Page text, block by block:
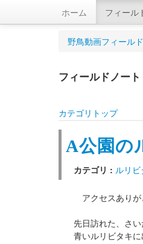
ホーム フィール
野鳥動画フィール
フィールドノート
カテゴリトップ
A公園の
カテゴリ : ルリビ
アクセスありが
先日訪れた、さい
青いルリビタキに